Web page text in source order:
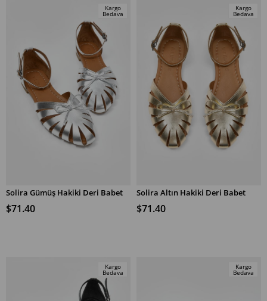
SEPETE EKLE
Kargo
Bedava
Solira Gümüş Hakiki Deri Babet
$71.40
SEPETE EKLE
Kargo
Bedava
Solira Altın Hakiki Deri Babet
$71.40
Kargo
Bedava
Kargo
Bedava